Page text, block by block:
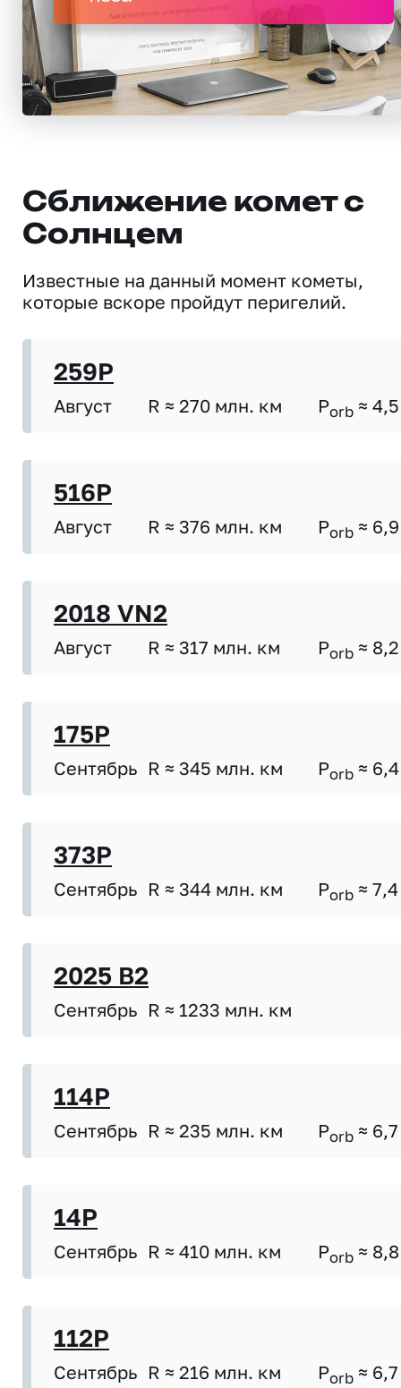
Сближение комет с
Солнцем
Известные на данный момент кометы,
которые вскоре пройдут перигелий.
259P
Август R ≈ 270 млн. км Porb ≈ 4,5
516P
Август R ≈ 376 млн. км Porb ≈ 6,9
2018 VN2
Август R ≈ 317 млн. км Porb ≈ 8,2
175P
Сентябрь R ≈ 345 млн. км Porb ≈ 6,4
373P
Сентябрь R ≈ 344 млн. км Porb ≈ 7,4
2025 B2
Сентябрь R ≈ 1233 млн. км
114P
Сентябрь R ≈ 235 млн. км Porb ≈ 6,7
14P
Сентябрь R ≈ 410 млн. км Porb ≈ 8,8
112P
Сентябрь R ≈ 216 млн. км Porb ≈ 6,7